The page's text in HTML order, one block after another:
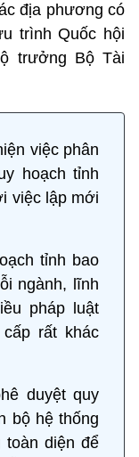
địa phương có
trình Quốc hội
trưởng Bộ Tài
việc phân
hoạch tỉnh
việc lập mới
tỉnh bao
ngành, lĩnh
pháp luật
rất khác
duyệt quy
bộ hệ thống
toàn diện để